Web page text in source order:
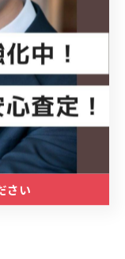
センス
い
さい